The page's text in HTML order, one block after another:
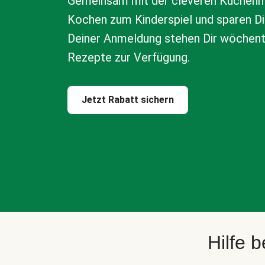
Kochen zum Kinderspiel und sparen
Deiner Anmeldung stehen Dir
Rezepte zur Verfügung.
Jetzt Rabatt sichern
Hilfe